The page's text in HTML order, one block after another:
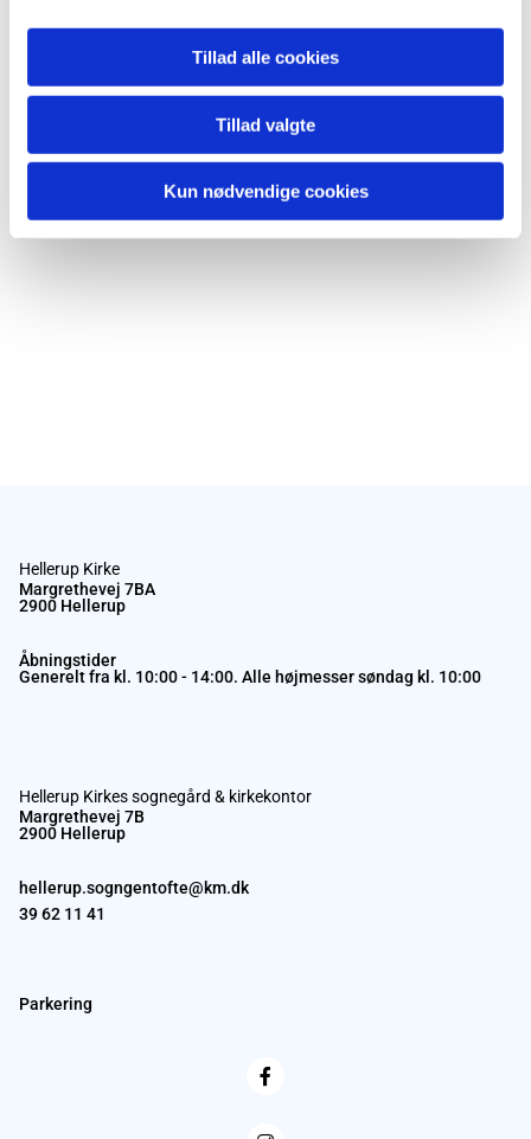
Tillad alle cookies
Tillad valgte
Kun nødvendige cookies
Hellerup Kirke
Margrethevej 7BA
2900 Hellerup
Åbningstider
Generelt fra kl. 10:00 - 14:00. Alle højmesser søndag kl. 10:00
Hellerup Kirkes sognegård & kirkekontor
Margrethevej 7B
2900 Hellerup
hellerup.sogngentofte@km.dk
39 62 11 41
Parkering